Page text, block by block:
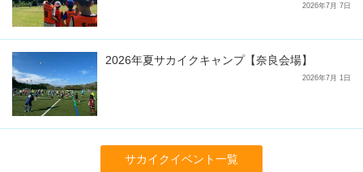
2026年7月 7日
2026年夏サカイクキャンプ【奈良会場】
2026年7月 1日
サカイクイベント一覧